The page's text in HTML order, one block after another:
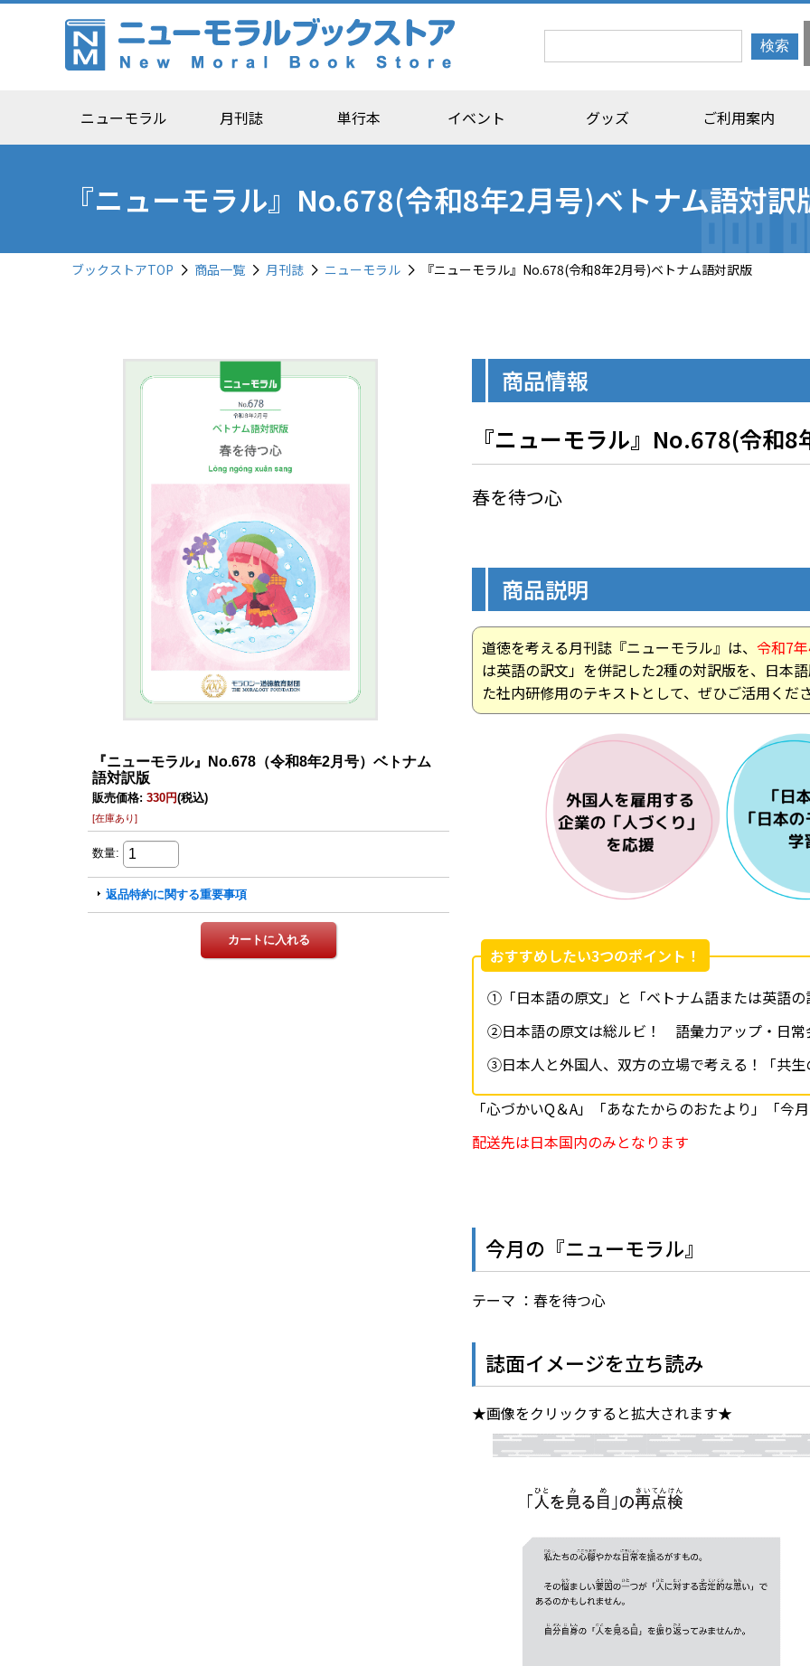
ニューモラル 月刊誌 単行本 イベント グッズ ご利用案内
『ニューモラル』No.678(令和8年2月号)ベトナム語対訳
ブックストアTOP 商品一覧 月刊誌 ニューモラル 『ニューモラル』No.678(令和8年2月号)ベトナム語対訳版
商品情報
『ニューモラル』No.678(令和
春を待つ心
商品説明
道徳を考える月刊誌『ニューモラル』は、 令和7
は英語の訳文」を併記した2種の対訳版を、日本
た社内研修用のテキストとして、ぜひご活用くだ
おすすめしたい3つのポイント！
①「日本語の原文」と「ベトナム語または英語
②日本語の原文は総ルビ！ 語彙力アップ・日常
③日本人と外国人、双方の立場で考える！「共
「心づかいQ＆A」「あなたからのおたより」「
配送先は日本国内のみとなります
今月の『ニューモラル』
テーマ ：春を待つ心
誌面イメージを立ち読み
★画像をクリックすると拡大されます★